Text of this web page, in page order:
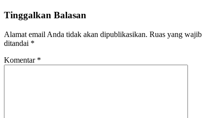
Tinggalkan Balasan
Alamat email Anda tidak akan dipublikasikan. Ruas yang wajib
ditandai *
Komentar *